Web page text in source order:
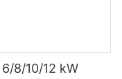
8/10/12 kW